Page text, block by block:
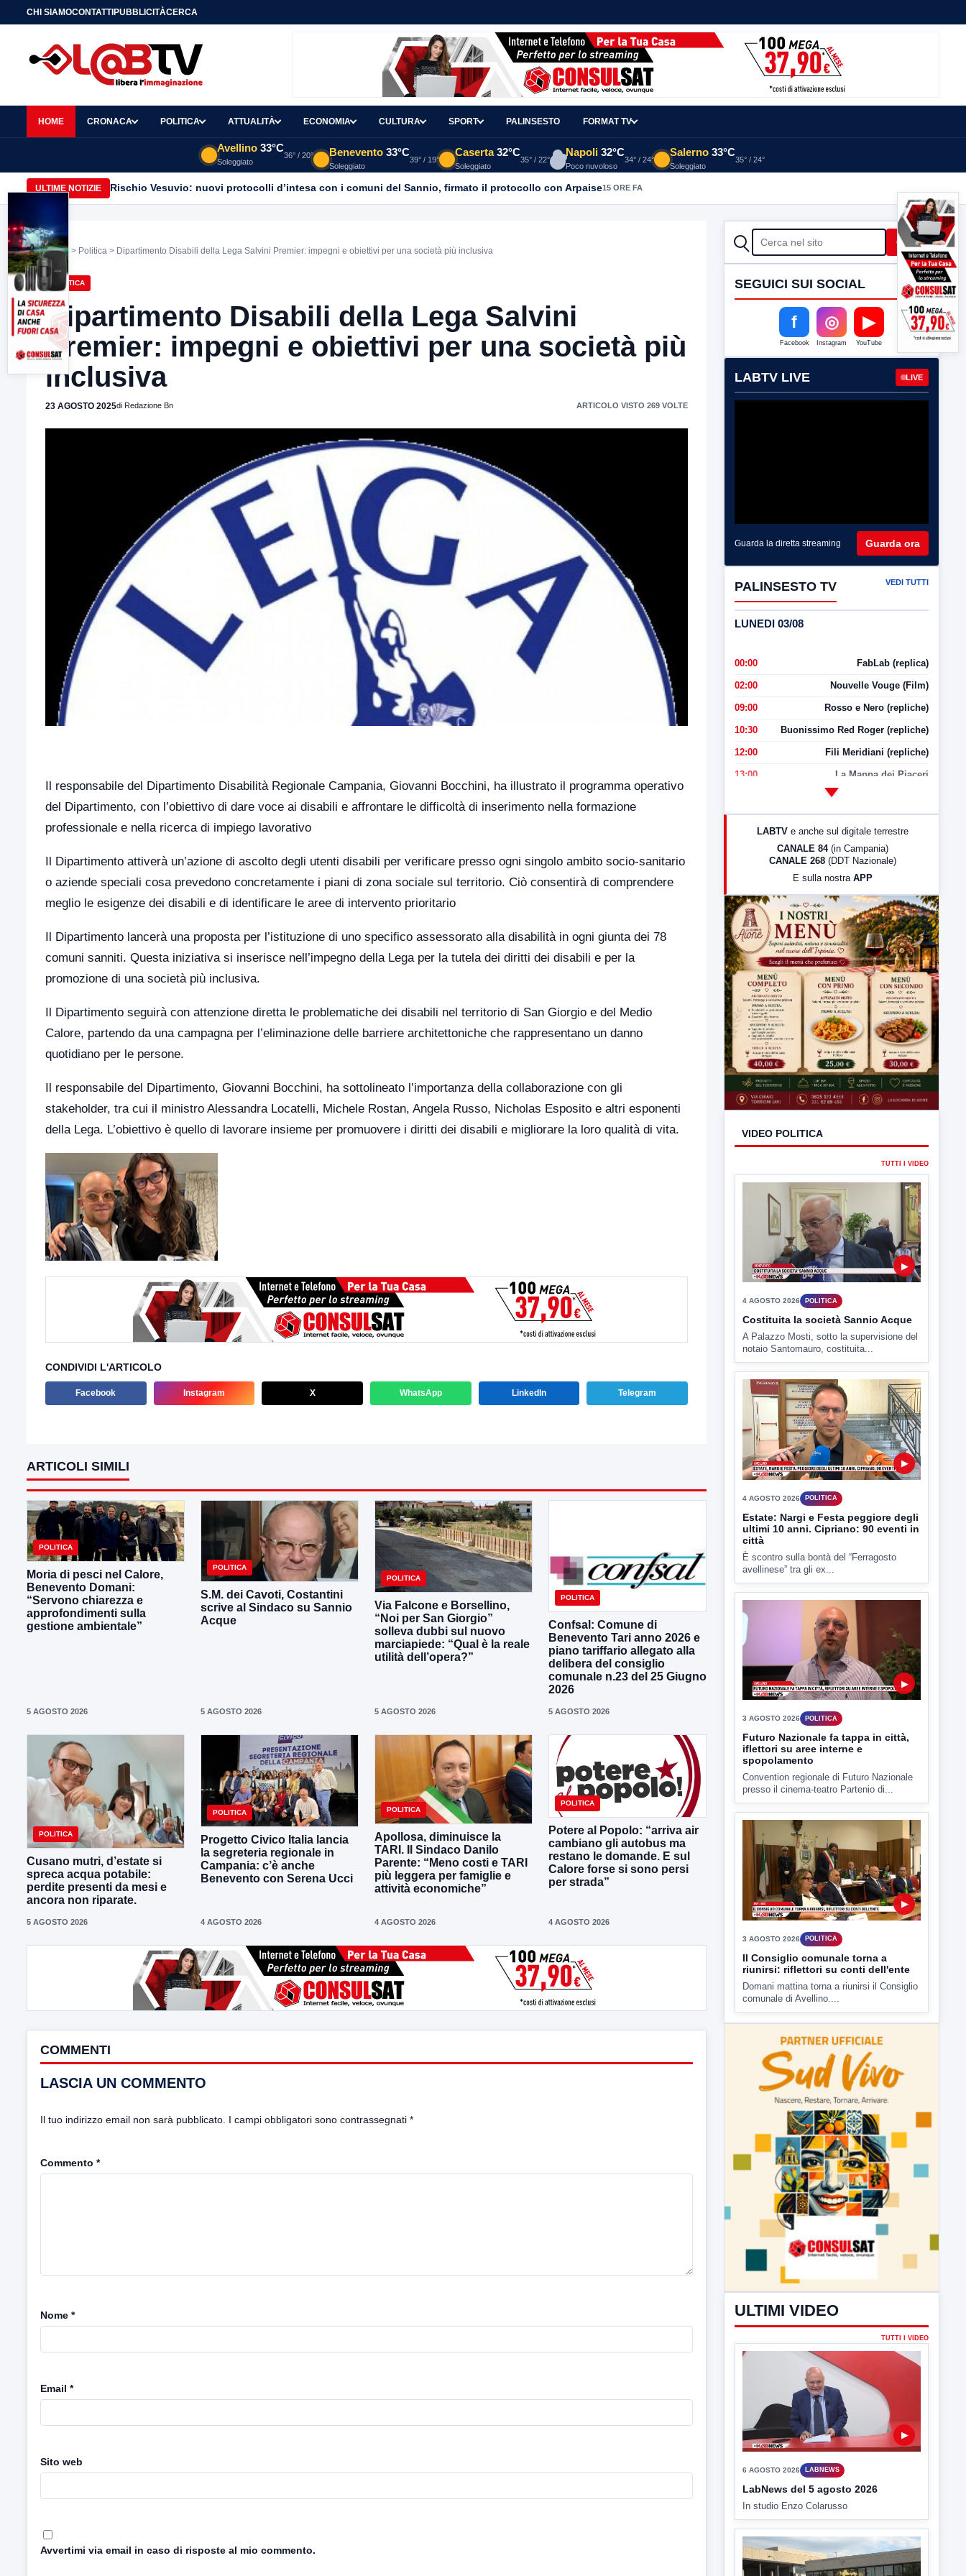
CHI SIAMOCONTATTIPUBBLICITÀCERCA
HOME CRONACA POLITICA ATTUALITÀ ECONOMIA CULTURA SPORT PALINSESTO FORMAT TV
Avellino 33°C
Soleggiato
36° / 20° Benevento 33°C
Soleggiato
39° / 19°
Caserta 32°C
Soleggiato
35° / 22°
Napoli 32°C
Poco nuvoloso
34° / 24°
Salerno 33°C
Soleggiato
35° / 24°
ULTIME NOTIZIE Rischio Vesuvio: nuovi protocolli d’intesa con i comuni del Sannio, firmato il protocollo con Arpaise15 ORE FA
Home > Politica > Dipartimento Disabili della Lega Salvini Premier: impegni e obiettivi per una società più inclusiva
POLITICA
Dipartimento Disabili della Lega Salvini
Premier: impegni e obiettivi per una società più
inclusiva
23 AGOSTO 2025di Redazione Bn ARTICOLO VISTO 269 VOLTE
Il responsabile del Dipartimento Disabilità Regionale Campania, Giovanni Bocchini, ha illustrato il programma operativo
del Dipartimento, con l’obiettivo di dare voce ai disabili e affrontare le difficoltà di inserimento nella formazione
professionale e nella ricerca di impiego lavorativo
Il Dipartimento attiverà un’azione di ascolto degli utenti disabili per verificare presso ogni singolo ambito socio-sanitario
o aziende speciali cosa prevedono concretamente i piani di zona sociale sul territorio. Ciò consentirà di comprendere
meglio le esigenze dei disabili e di identificare le aree di intervento prioritario
Il Dipartimento lancerà una proposta per l’istituzione di uno specifico assessorato alla disabilità in ogni giunta dei 78
comuni sanniti. Questa iniziativa si inserisce nell’impegno della Lega per la tutela dei diritti dei disabili e per la
promozione di una società più inclusiva.
Il Dipartimento seguirà con attenzione diretta le problematiche dei disabili nel territorio di San Giorgio e del Medio
Calore, partendo da una campagna per l’eliminazione delle barriere architettoniche che rappresentano un danno
quotidiano per le persone.
Il responsabile del Dipartimento, Giovanni Bocchini, ha sottolineato l’importanza della collaborazione con gli
stakeholder, tra cui il ministro Alessandra Locatelli, Michele Rostan, Angela Russo, Nicholas Esposito e altri esponenti
della Lega. L’obiettivo è quello di lavorare insieme per promuovere i diritti dei disabili e migliorare la loro qualità di vita.
CONDIVIDI L'ARTICOLO
Facebook Instagram X WhatsApp LinkedIn Telegram
ARTICOLI SIMILI
POLITICA
Moria di pesci nel Calore,
Benevento Domani:
“Servono chiarezza e
approfondimenti sulla
gestione ambientale”
5 AGOSTO 2026
POLITICA
S.M. dei Cavoti, Costantini
scrive al Sindaco su Sannio
Acque
5 AGOSTO 2026
POLITICA
Via Falcone e Borsellino,
“Noi per San Giorgio”
solleva dubbi sul nuovo
marciapiede: “Qual è la reale
utilità dell’opera?”
5 AGOSTO 2026
POLITICA
Confsal: Comune di
Benevento Tari anno 2026 e
piano tariffario allegato alla
delibera del consiglio
comunale n.23 del 25 Giugno
2026
5 AGOSTO 2026
POLITICA
Cusano mutri, d’estate si
spreca acqua potabile:
perdite presenti da mesi e
ancora non riparate.
5 AGOSTO 2026
POLITICA
Progetto Civico Italia lancia
la segreteria regionale in
Campania: c’è anche
Benevento con Serena Ucci
4 AGOSTO 2026
POLITICA
Apollosa, diminuisce la
TARI. Il Sindaco Danilo
Parente: “Meno costi e TARI
più leggera per famiglie e
attività economiche”
4 AGOSTO 2026
POLITICA
Potere al Popolo: “arriva air
cambiano gli autobus ma
restano le domande. E sul
Calore forse si sono persi
per strada”
4 AGOSTO 2026
COMMENTI
LASCIA UN COMMENTO
Il tuo indirizzo email non sarà pubblicato. I campi obbligatori sono contrassegnati *
Commento *
Nome *
Email *
Sito web
Avvertimi via email in caso di risposte al mio commento.
CERCA Cerca
SEGUICI SUI SOCIAL
f
Facebook
◎
Instagram
▶
YouTube
LABTV LIVE LIVE
Guarda la diretta streaming Guarda ora
PALINSESTO TV VEDI TUTTI
LUNEDI 03/08
00:00 FabLab (replica)
02:00 Nouvelle Vouge (Film)
09:00 Rosso e Nero (repliche)
10:30 Buonissimo Red Roger (repliche)
12:00 Fili Meridiani (repliche)
13:00 La Mappa dei Piaceri
LabNews (Diretta)
23:00 LabNews (replica)
LABTV e anche sul digitale terrestre
CANALE 84 (in Campania)
CANALE 268 (DDT Nazionale)
E sulla nostra APP
VIDEO POLITICA
▶
4 AGOSTO 2026 POLITICA
Costituita la società Sannio Acque
A Palazzo Mosti, sotto la supervisione del
notaio Santomauro, costituita...
4 AGOSTO 2026 POLITICA
Estate: Nargi e Festa peggiore degli
ultimi 10 anni. Cipriano: 90 eventi in
città
È scontro sulla bontà del “Ferragosto
avellinese” tra gli ex...
3 AGOSTO 2026 POLITICA
Futuro Nazionale fa tappa in città,
iflettori su aree interne e
spopolamento
Convention regionale di Futuro Nazionale
presso il cinema-teatro Partenio di...
3 AGOSTO 2026 POLITICA
Il Consiglio comunale torna a
riunirsi: riflettori su conti dell'ente
Domani mattina torna a riunirsi il Consiglio
comunale di Avellino....
ULTIMI VIDEO
TUTTI I VIDEO
▶
6 AGOSTO 2026 LABNEWS